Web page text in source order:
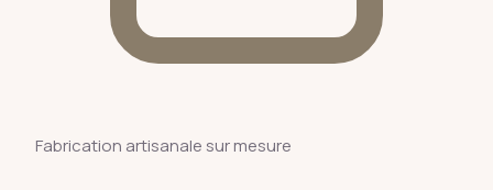
Fabrication artisanale sur mesure